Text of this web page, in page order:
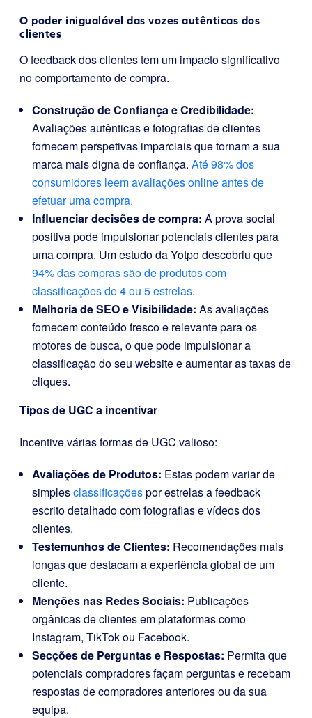
O poder inigualável das vozes autênticas dos
clientes
O feedback dos clientes tem um impacto significativo
no comportamento de compra.
Construção de Confiança e Credibilidade:
Avaliações autênticas e fotografias de clientes
fornecem perspetivas imparciais que tornam a sua
marca mais digna de confiança. Até 98% dos
consumidores leem avaliações online antes de
efetuar uma compra.
Influenciar decisões de compra: A prova social
positiva pode impulsionar potenciais clientes para
uma compra. Um estudo da Yotpo descobriu que
94% das compras são de produtos com
classificações de 4 ou 5 estrelas.
Melhoria de SEO e Visibilidade: As avaliações
fornecem conteúdo fresco e relevante para os
motores de busca, o que pode impulsionar a
classificação do seu website e aumentar as taxas de
cliques.
Tipos de UGC a incentivar
Incentive várias formas de UGC valioso:
Avaliações de Produtos: Estas podem variar de
simplesclassificaçõespor estrelas a feedback
escrito detalhado com fotografias e vídeos dos
clientes.
Testemunhos de Clientes: Recomendações mais
longas que destacam a experiência global de um
cliente.
Menções nas Redes Sociais: Publicações
orgânicas de clientes em plataformas como
Instagram, TikTok ou Facebook.
Secções de Perguntas e Respostas: Permita que
potenciais compradores façam perguntas e recebam
respostas de compradores anteriores ou da sua
equipa.